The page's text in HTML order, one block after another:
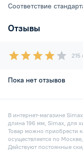
Соответствие
Отзывы
215
Пока нет отзывов
В интернет-магазине
длина 196 мм, Simax, для
Товар можно приобрести
осуществляется по
Действуют постоянные